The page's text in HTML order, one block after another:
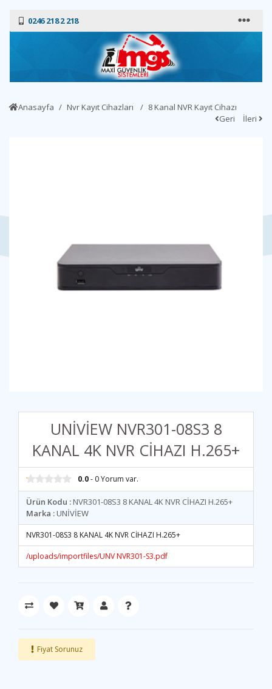
0246 218 2 218
Anasayfa Nvr Kayıt Cihazları
8 Kanal NVR Kayıt Cihazı
Geri
İleri
UNİVİEW NVR301-08S3 8
KANAL 4K NVR CİHAZI H.265+
0.0- 0 Yorum var.
Ürün Kodu : NVR301-08S3 8 KANAL 4K NVR CİHAZI H.265+
Marka :UNİVİEW
NVR301-08S3 8 KANAL 4K NVR CİHAZI H.265+
/uploads/importfiles/UNV NVR301-S3.pdf
Fiyat Sorunuz